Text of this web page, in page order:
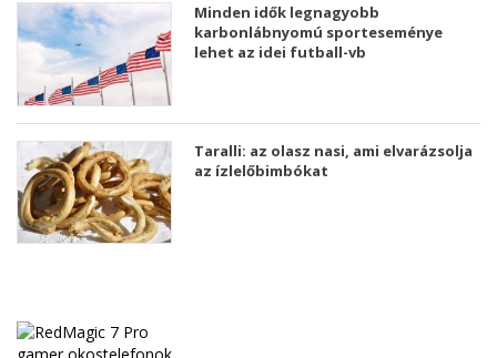
Minden idők legnagyobb
karbonlábnyomú sporteseménye
lehet az idei futball-vb
Taralli: az olasz nasi, ami elvarázsolja
az ízlelőbimbókat